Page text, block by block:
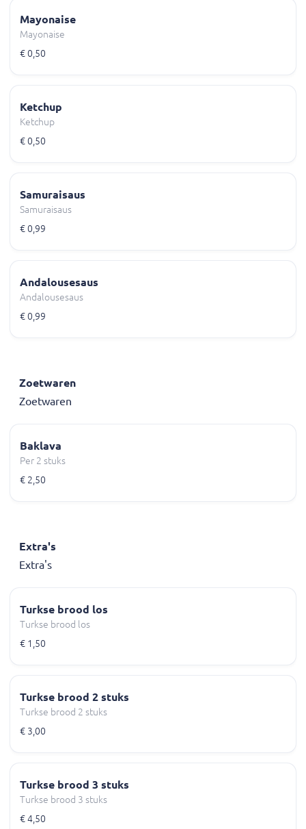
Mayonaise
Mayonaise
€ 0,50
Ketchup
Ketchup
€ 0,50
Samuraisaus
Samuraisaus
€ 0,99
Andalousesaus
Andalousesaus
€ 0,99
Zoetwaren
Zoetwaren
Baklava
Per 2 stuks
€ 2,50
Extra's
Extra's
Turkse brood los
Turkse brood los
€ 1,50
Turkse brood 2 stuks
Turkse brood 2 stuks
€ 3,00
Turkse brood 3 stuks
Turkse brood 3 stuks
€ 4,50